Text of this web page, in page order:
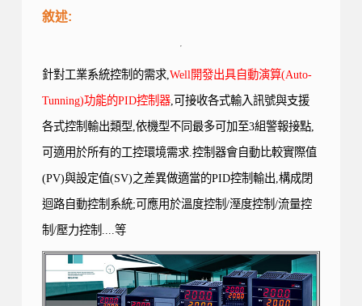
敘述:
針對工業系統控制的需求, Well開發出具自動演算(Auto-
Tunning)功能的PID控制器,可接收各式輸入訊號與支援
各式控制輸出類型,依機型不同最多可加至3組警報接點,
可適用於所有的工控環境需求.控制器會自動比較實際值
(PV)與設定值(SV)之差異做適當的PID控制輸出,構成閉
迴路自動控制系統;可應用於溫度控制/溼度控制/流量控
制/壓力控制....等